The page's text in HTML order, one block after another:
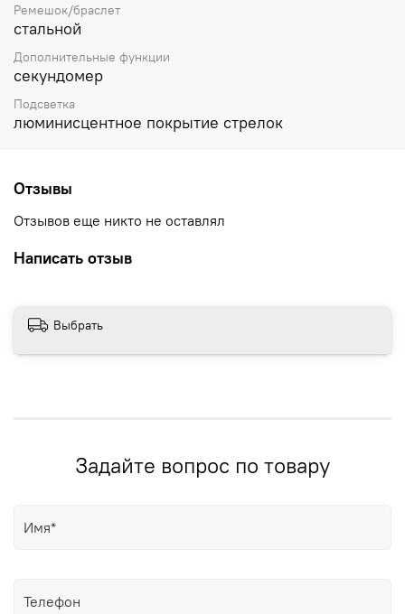
Ремешок/браслет
стальной
Дополнительные функции
секундомер
Подсветка
люминисцентное покрытие стрелок
Отзывы
Отзывов еще никто не оставлял
Написать отзыв
Выбрать
Задайте вопрос по товару